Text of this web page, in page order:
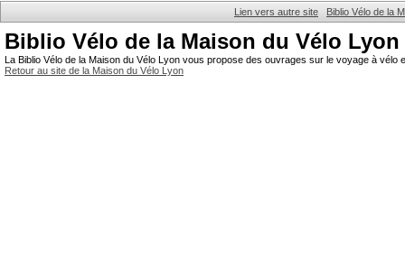
Lien vers autre site Biblio Vélo de la
Biblio Vélo de la Maison du Vélo Lyon
La Biblio Vélo de la Maison du Vélo Lyon vous propose des ouvrages sur le voyage à
Retour au site de la Maison du Vélo Lyon